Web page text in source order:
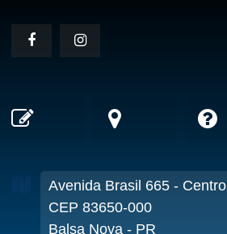
Avenida Brasil 665 - Centro
CEP 83650-000
Balsa Nova - PR